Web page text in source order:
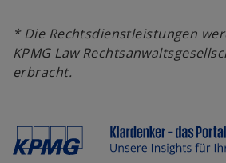
g
e
n
e
e
r
* Die Rechtsdienstleistungen
KPMG Law
erbracht.